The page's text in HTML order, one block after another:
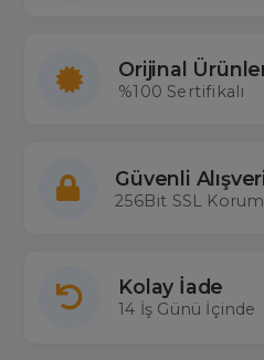
Orijinal
%100 Sertifikalı
Güvenli
256Bit SSL
Kolay İade
14 İş Günü İçinde